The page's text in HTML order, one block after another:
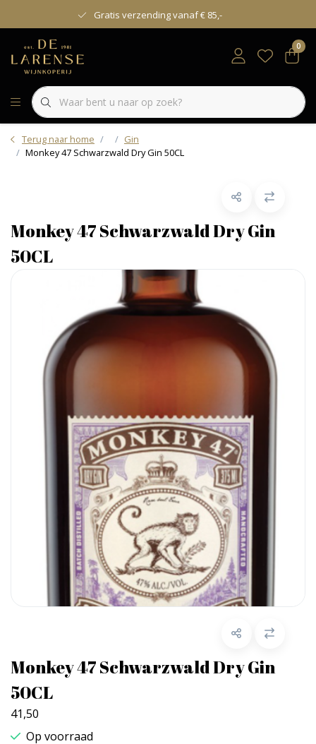
Gratis verzending vanaf € 85,-
0
Terug naar home
Gin
Monkey 47 Schwarzwald Dry Gin 50CL
Monkey 47 Schwarzwald Dry Gin
50CL
Monkey 47 Schwarzwald Dry Gin
50CL
41,50
Op voorraad